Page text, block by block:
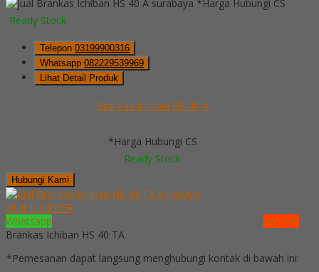
*Harga Hubungi CS
Ready Stock
Telepon 03199900316
Whatsapp 082229539969
Lihat Detail Produk
Brankas Ichiban HS 40 A
*Harga Hubungi CS
Ready Stock
Hubungi Kami
QUICK ORDER
Whatsapp
via SMS
Brankas Ichiban HS 40 TA
*Pemesanan dapat langsung menghubungi kontak di bawah ini: